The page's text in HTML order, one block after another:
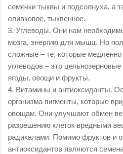
семечки тыквы и подсолнуха, а
оливковое, тыквенное.
3. Углеводы. Они нам
мозга, энергию для мышц. Но
сложные – те, которые
углеводов – это
ягоды, овощи и фрукты.
4. Витамины и антиоксиданты.
организма пигменты, которые
овощам. Они улучшают обмен
разрешению клеток вредными
радикалами. Помимо фруктов и
антиоксидантов являются